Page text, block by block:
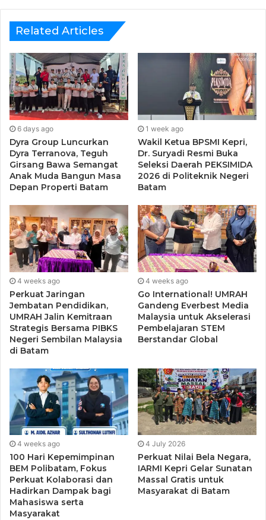
Andriansyah Sinaga juga mengajak semua pihak
untuk menjadikan kebijakan ini sebagai momentum
perbaikan sistem rekrutmen yang lebih adil dan berbasis
kompetensi.
“Pemerintah daerah juga kami dorong untuk aktif
menyosialisasikan kebijakan ini secara masif dan memberi
ruang dialog bersama pelaku usaha agar tidak terjadi
kesalahpahaman,” ujarnya.
pelaporan yang kuat untuk memastikan bahwa praktik
diskriminasi benar-benar bisa ditekan, bukan sekadar di
atas kertas.
“Pemuda ICMI Kepri meyakini bahwa keadilan dalam
kesempatan kerja adalah bagian dari cita-cita bangsa yang
beradab. Dunia kerja tidak boleh menjadi tempat lahirnya
ketimpangan baru. Siapa pun yang memiliki integritas dan
kompetensi, harus diberi ruang untuk berkembang dan
berkontribusi,” ujarnya.
Related Articles
6 days ago
Dyra Group Luncurkan
Dyra Terranova, Teguh
Girsang Bawa Semangat
Anak Muda Bangun Masa
Depan Properti Batam
1 week ago
Wakil Ketua BPSMI Kepri,
Dr. Suryadi Resmi Buka
Seleksi Daerah PEKSIMIDA
2026 di Politeknik Negeri
Batam
4 weeks ago
Perkuat Jaringan
Jembatan Pendidikan,
UMRAH Jalin Kemitraan
Strategis Bersama PIBKS
Negeri Sembilan Malaysia
di Batam
4 weeks ago
Go International! UMRAH
Gandeng Everbest Media
Malaysia untuk Akselerasi
Pembelajaran STEM
Berstandar Global
4 weeks ago
100 Hari Kepemimpinan
BEM Polibatam, Fokus
Perkuat Kolaborasi dan
Hadirkan Dampak bagi
Mahasiswa serta
Masyarakat
4 July 2026
Perkuat Nilai Bela Negara,
IARMI Kepri Gelar Sunatan
Massal Gratis untuk
Masyarakat di Batam